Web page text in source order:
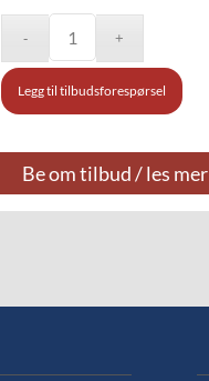
Legg til tilbudsforespørsel
Be om tilbud / les mer